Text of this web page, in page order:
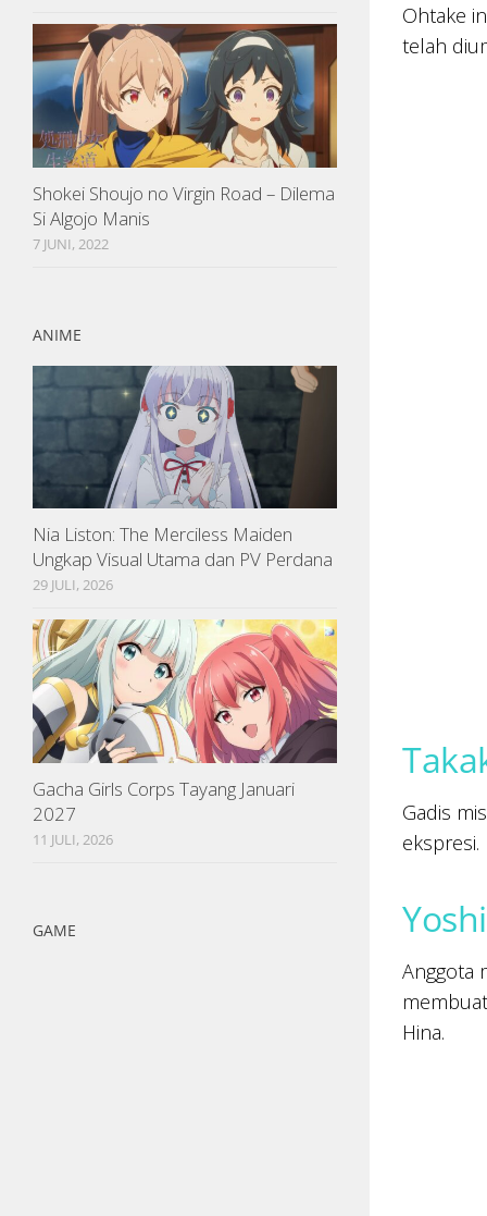
Ohtake
telah
Gadis
Anggota
Hina.
Shokei Shoujo no Virgin Road – Dilema
Si Algojo Manis
7 JUNI, 2022
ANIME
Nia Liston: The Merciless Maiden
Ungkap Visual Utama dan PV Perdana
29 JULI, 2026
Gacha Girls Corps Tayang Januari
2027
11 JULI, 2026
GAME